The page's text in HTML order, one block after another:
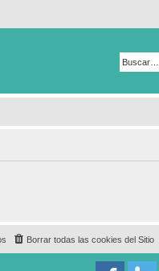
Borrar todas las cookies del Sitio